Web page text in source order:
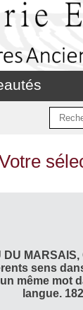
DU
sens
même mot
langue.